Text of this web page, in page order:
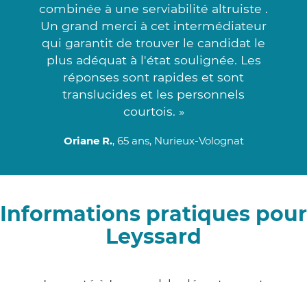
combinée à une serviabilité altruiste .
Un grand merci à cet intermédiateur
qui garantit de trouver le candidat le
plus adéquat à l'état soulignée. Les
réponses sont rapides et sont
translucides et les personnels
courtois. »
Oriane R., 65 ans, Nurieux-Volognat
Informations pratiques pour
Leyssard